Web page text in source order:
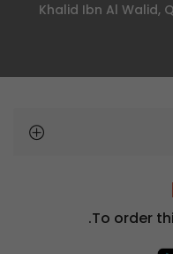
7375 Khalid Ibn Al
To order